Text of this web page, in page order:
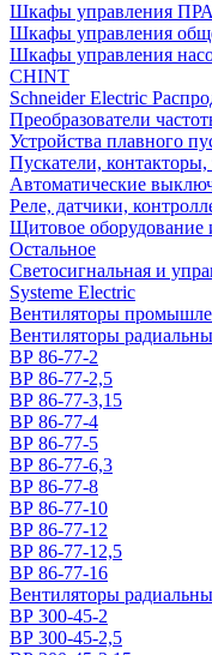
Шкафы управления
Шкафы управления
Шкафы управления
CHINT
Schneider Electric
Преобразователи
Устройства плавного
Пускатели, контакторы,
Автоматические
Реле, датчики,
Щитовое оборудование
Остальное
Светосигнальная и
Systeme Electric
Вентиляторы
Вентиляторы
ВР 86-77-2
ВР 86-77-2,5
ВР 86-77-3,15
ВР 86-77-4
ВР 86-77-5
ВР 86-77-6,3
ВР 86-77-8
ВР 86-77-10
ВР 86-77-12
ВР 86-77-12,5
ВР 86-77-16
Вентиляторы
ВР 300-45-2
ВР 300-45-2,5